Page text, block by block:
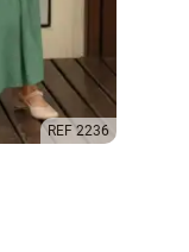
REF 2236